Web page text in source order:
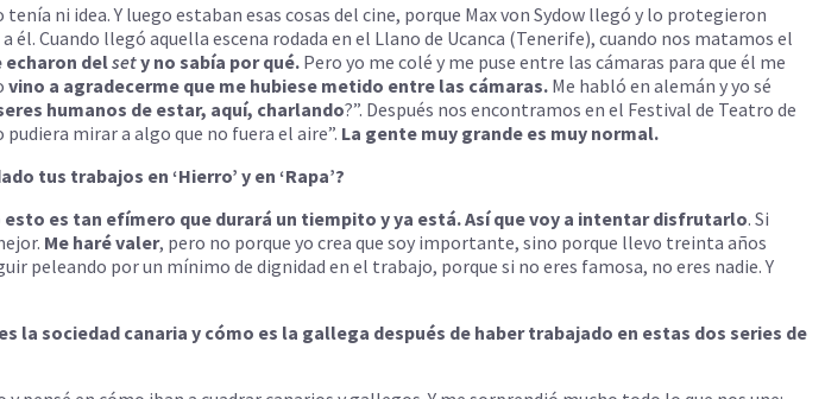
ni idea. Y luego estaban esas cosas del cine, porque Max von Sydow llegó y lo protegieron
él. Cuando llegó aquella escena rodada en el Llano de Ucanca (Tenerife), cuando nos matamos el
echaron delsety no sabía por qué. Pero yo me colé y me puse entre las cámaras para que él me
vino a agradecerme que me hubiese metido entre las cámaras. Me habló en alemán y yo sé
humanos de estar, aquí, charlando?”. Después nos encontramos en el Festival de Teatro de
mirar a algo que no fuera el aire”. La gente muy grande es muy normal.
tus trabajos en ‘Hierro’ y en ‘Rapa’?
es tan efímero que durará un tiempito y ya está. Así que voy a intentar disfrutarlo. Si
Me haré valer, pero no porque yo crea que soy importante, sino porque llevo treinta años
peleando por un mínimo de dignidad en el trabajo, porque si no eres famosa, no eres nadie. Y
la sociedad canaria y cómo es la gallega después de haber trabajado en estas dos series de